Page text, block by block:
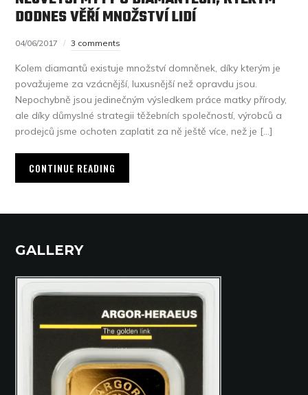
DODNES VĚŘÍ MNOŽSTVÍ LIDÍ
04/06/2017 3 comments
Kolem diamantů existuje množství domněnek, díky kterým je
považujeme za vzácnější, luxusnější než opravdu jsou.
Nepochybně jsou jedinečným výsledkem práce matky přírody,
ale díky důmyslné strategii těžebních společností, výrobců a
prodejců jsme ochoten zaplatit za ně ještě více, než je […]
CONTINUE READING
GALLERY